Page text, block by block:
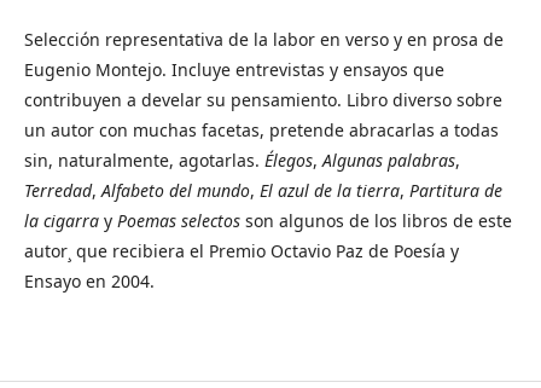
Selección representativa de la labor en verso y en prosa de
Eugenio Montejo. Incluye entrevistas y ensayos que
contribuyen a develar su pensamiento. Libro diverso sobre
un autor con muchas facetas, pretende abracarlas a todas
sin, naturalmente, agotarlas. Élegos, Algunas palabras,
Terredad, Alfabeto del mundo, El azul de la tierra, Partitura de
la cigarra y Poemas selectos son algunos de los libros de este
autor¸ que recibiera el Premio Octavio Paz de Poesía y
Ensayo en 2004.